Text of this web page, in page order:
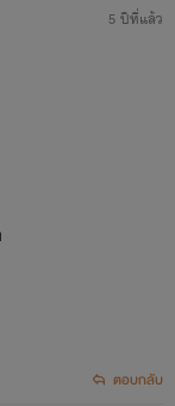
จบแล้ว]
จบแล้ว]
จบแล้ว]
จบแล้ว]
จบแล้ว]
จบแล้ว]
5 ปีที่แล้ว
ตอบกลับ